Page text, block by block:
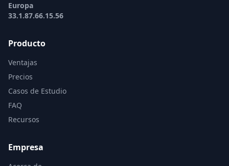
Europa
33.1.87.66.15.56
Producto
Ventajas
Precios
Casos de Estudio
FAQ
Recursos
Empresa